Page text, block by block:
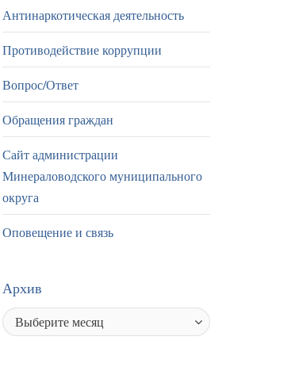
Антинаркотическая деятельность
Противодействие коррупции
Вопрос/Ответ
Обращения граждан
Сайт администрации
Минераловодского муниципального
округа
Оповещение и связь
Архив